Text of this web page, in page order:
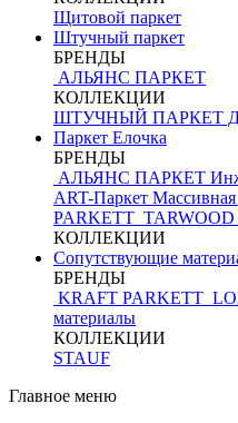
Щитовой паркет
Штучный паркет
БРЕНДЫ
АЛЬЯНС ПАРКЕТ
КОЛЛЕКЦИИ
ШТУЧНЫЙ ПАРКЕТ
Паркет Елочка
БРЕНДЫ
АЛЬЯНС ПАРКЕТ
ART-Паркет Массивная
PARKETT TARWOOD
КОЛЛЕКЦИИ
Сопутствующие
БРЕНДЫ
KRAFT PARKETT
материалы
КОЛЛЕКЦИИ
STAUF
Главное меню